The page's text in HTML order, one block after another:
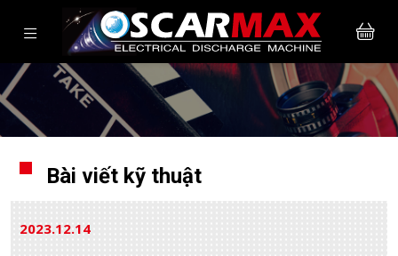
Bài viết kỹ thuật
2023.1214